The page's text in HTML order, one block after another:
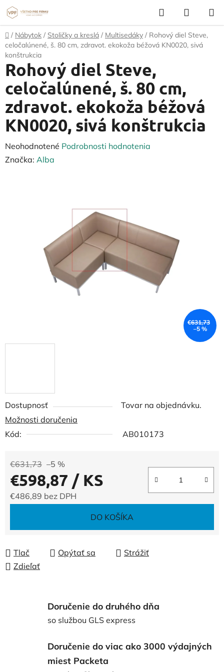
Prejsť
na
obsah
Hľadať
KOŠÍK
Domov
/ Nábytok / Stoličky a kreslá / Multisedáky / Rohový diel Steve,
celočalúnené, š. 80 cm, zdravot. ekokoža béžová KN0020, sivá
konštrukcia
Dostupnosť
Tovar na objednávku.
Možnosti doručenia
Kód:
AB010173
€631,73 –5 %
€598,87 / KS
€486,89 bez DPH
DO KOŠÍKA
Tlač Opýtať sa
Strážiť
Zdieľať
Rohový diel Steve,
celočalúnené, š. 80 cm,
zdravot. ekokoža béžová
KN0020, sivá konštrukcia
Priemerné
hodnotenie
Neohodnotené Podrobnosti hodnotenia
Značka: Alba
€631,73
–5 %
Doručenie do druhého dňa
so službou GLS express
Doručenie do viac ako 3000 výdajných
miest Packeta